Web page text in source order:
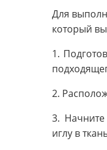
Для
который
1.
2.
3.
иглу в